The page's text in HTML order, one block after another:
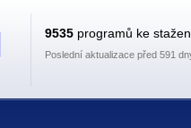
9535 programů ke
Poslední aktualizace před 591